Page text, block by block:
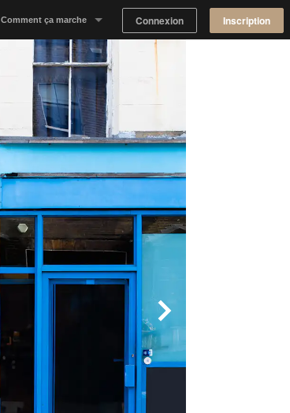
Comment ça marche
Notre concept
Proposer un espace
Trouver un espace
Tableau de Bord Propriétaire
Connexion Inscription